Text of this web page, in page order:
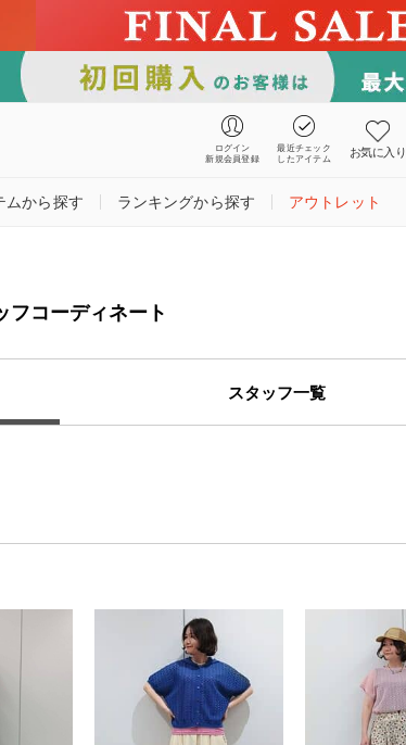
ログイン
新規会員登録
最近チェック
したアイテム
お気に入り
ムから探す ランキングから探す アウトレット
フコーディネート
スタッフ一覧